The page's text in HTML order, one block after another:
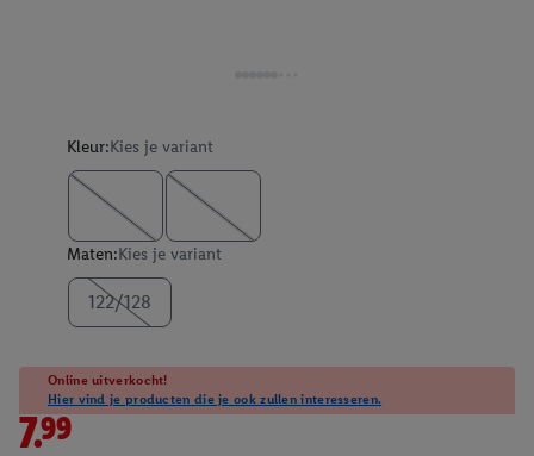
Kleur:Kies je variant
Maten:Kies je variant
122/128
Online uitverkocht!
Hier vind je producten die je ook zullen interesseren.
7.99